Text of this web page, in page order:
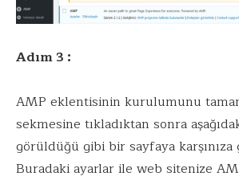
Adım 3 :
AMP eklentisinin kurulumunu
sekmesine tıkladıktan sonra
görüldüğü gibi bir sayfaya karşınıza
Buradaki ayarlar ile web sitenize